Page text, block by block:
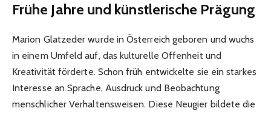
Frühe Jahre und künstlerische Prägung
Marion Glatzeder wurde in Österreich geboren und wuchs
in einem Umfeld auf, das kulturelle Offenheit und
Kreativität förderte. Schon früh entwickelte sie ein starkes
Interesse an Sprache, Ausdruck und Beobachtung
menschlicher Verhaltensweisen. Diese Neugier bildete die